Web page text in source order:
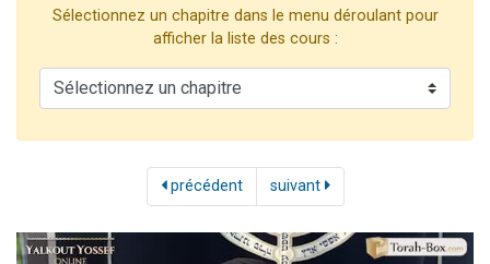
3 personnes viennent de nous rejoindre sur WhatsApp
3 personnes viennent de nous rejoindre sur WhatsApp
Sélectionnez un chapitre dans le menu déroulant pour
afficher la liste des cours :
précédent suivant